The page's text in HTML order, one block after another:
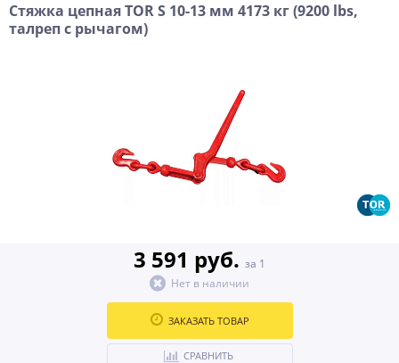
Стяжка цепная TOR S 10-13 мм 4173 кг (9200 lbs,
талреп с рычагом)
3 591 руб. за 1
Нет в наличии
ЗАКАЗАТЬ ТОВАР
СРАВНИТЬ